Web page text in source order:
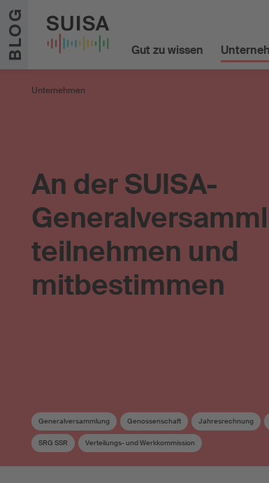
Zum Inhalt springen
BLOG Gut zu wissen
Unternehmen
An der SUISA-
teilnehmen und
mitbestimmen
Generalversammlung Genossenschaft Jahresrechnung
SRG SSR Verteilungs- und Werkkommission